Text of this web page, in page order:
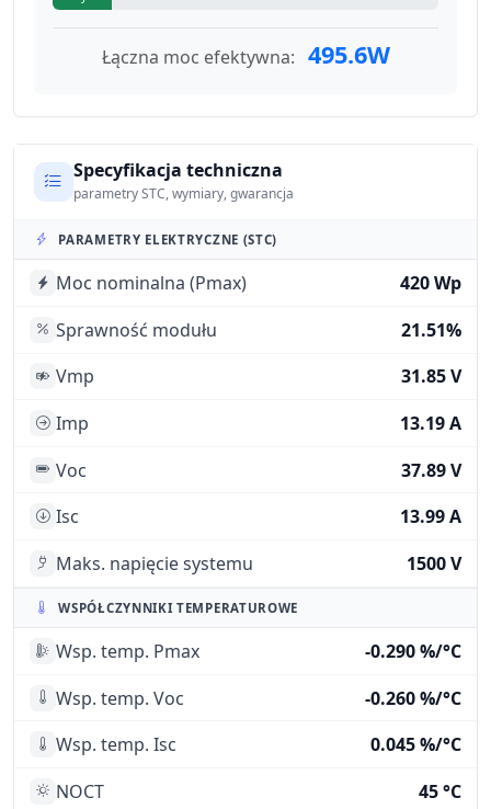
Łączna moc efektywna: 495.6W
Specyfikacja techniczna
parametry STC, wymiary, gwarancja
PARAMETRY ELEKTRYCZNE (STC)
Moc nominalna (Pmax)
420 Wp
Sprawność modułu
21.51%
Vmp
31.85 V
Imp
13.19 A
Voc
37.89 V
Isc
13.99 A
Maks. napięcie systemu
1500 V
WSPÓŁCZYNNIKI TEMPERATUROWE
Wsp. temp. Pmax
-0.290 %/°C
Wsp. temp. Voc
-0.260 %/°C
Wsp. temp. Isc
0.045 %/°C
NOCT
45 °C